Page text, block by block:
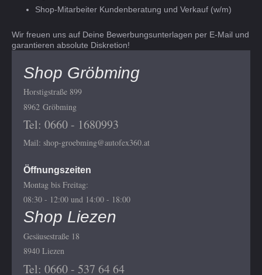
Shop-Mitarbeiter Kundenberatung und Verkauf (w/m)
Wir freuen uns auf Deine Bewerbungsunterlagen per E-Mail und
garantieren absolute Diskretion!
Shop Gröbming
Horstigstraße 899
8962 Gröbming
Tel: 0660 - 1680993
Mail: shop-groebming@autofex360.at
Öffnungszeiten
Montag bis Freitag:
08:30 - 12:00 und 14:00 - 18:00
Shop Liezen
Gesäusestraße 18
8940 Liezen
Tel: 0660 - 537 64 64